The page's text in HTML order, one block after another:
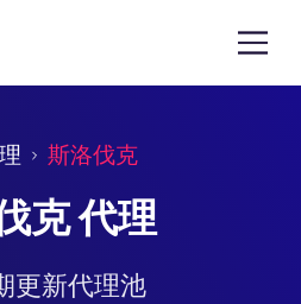
斯洛伐克
克 代理
更新代理池